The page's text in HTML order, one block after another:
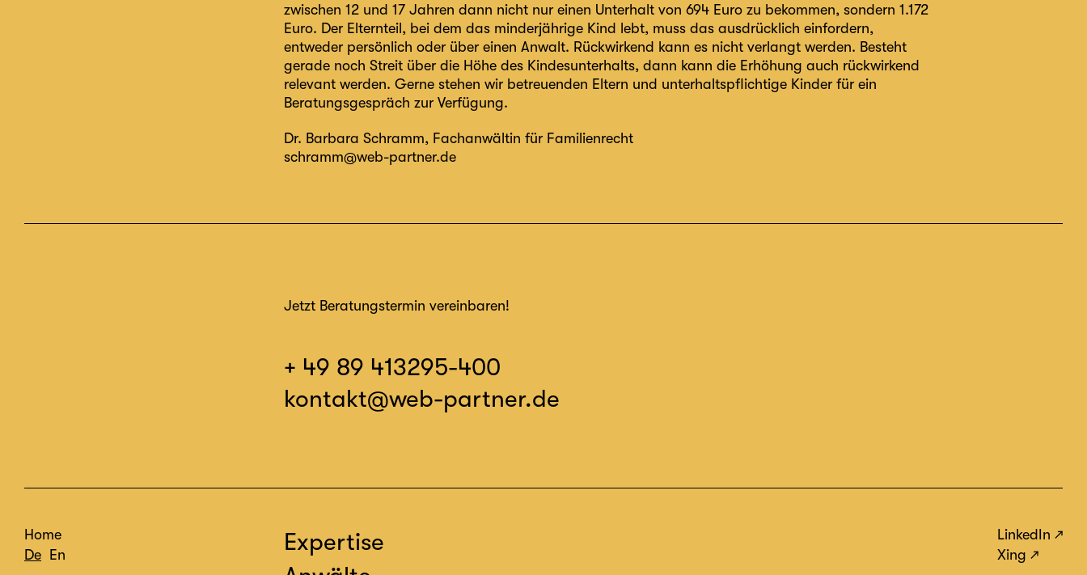
zwischen 12 und 17 Jahren dann nicht nur einen Unterhalt von 694 Euro zu bekommen, sondern 1.172
Euro. Der Elternteil, bei dem das minderjährige Kind lebt, muss das ausdrücklich einfordern,
entweder persönlich oder über einen Anwalt. Rückwirkend kann es nicht verlangt werden. Besteht
gerade noch Streit über die Höhe des Kindesunterhalts, dann kann die Erhöhung auch rückwirkend
relevant werden. Gerne stehen wir betreuenden Eltern und unterhaltspflichtige Kinder für ein
Beratungsgespräch zur Verfügung.
Dr. Barbara Schramm, Fachanwältin für Familienrecht
schramm@web-partner.de
Jetzt Beratungstermin vereinbaren!
+ 49 89 413295-400
kontakt@web-partner.de
Home
De En
Expertise
LinkedIn
Xing